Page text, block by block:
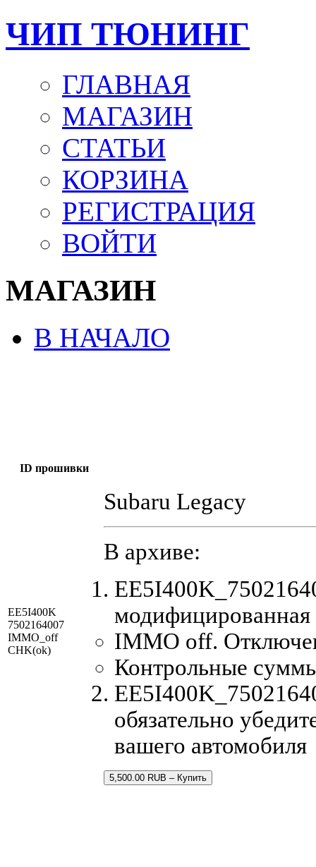
ЧИП ТЮНИНГ
ГЛАВНАЯ
МАГАЗИН
СТАТЬИ
КОРЗИНА
РЕГИСТРАЦИЯ
ВОЙТИ
МАГАЗИН
В НАЧАЛО
ID прошивки
EE5I400K
7502164007
IMMO_off
CHK(ok)
Subaru Legacy
В архиве:
IMMO off.
Контрольные
обязательно
вашего автомобиля
5,500.00 RUB – Купить